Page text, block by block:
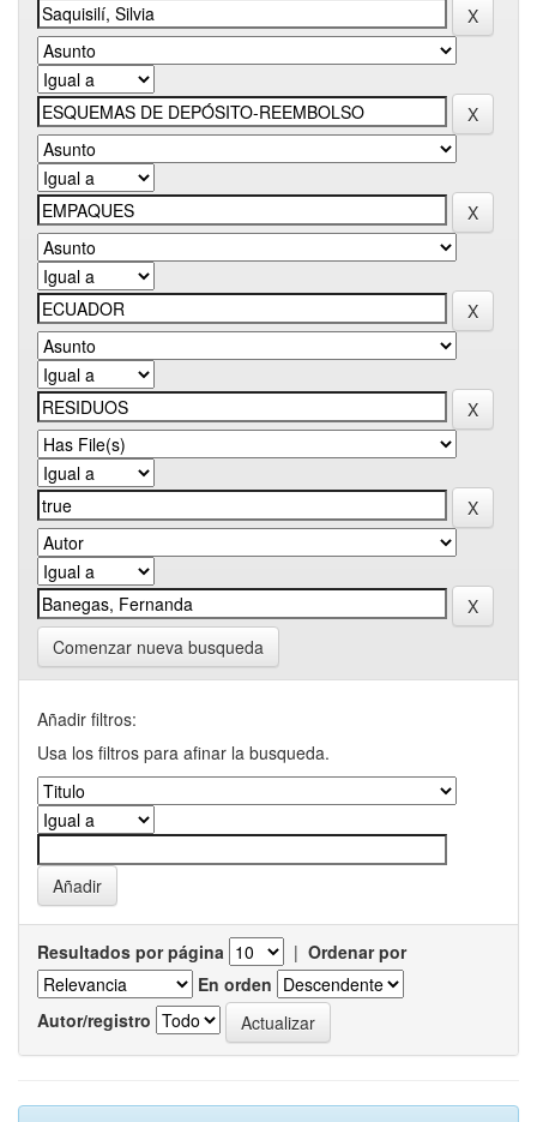
Comenzar nueva busqueda
Añadir filtros:
Usa los filtros para afinar la busqueda.
Resultados por página | Ordenar por
En orden
Autor/registro